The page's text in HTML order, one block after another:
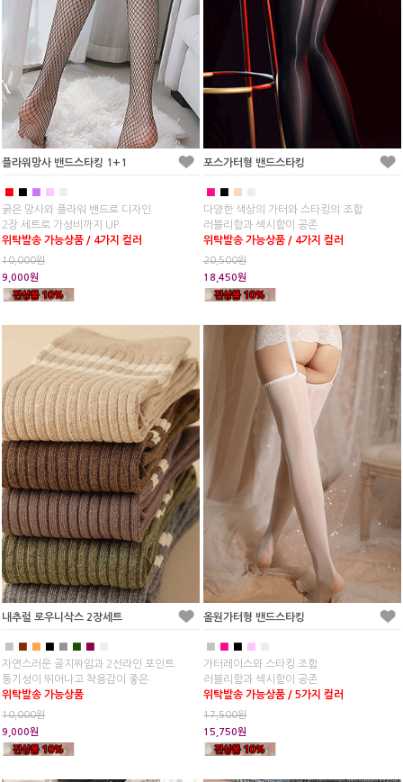
플라워망사 밴드스타킹 1+1
■ ■ ■ ■
굵은 망사와 플라워 밴드로 디자인
2장 세트로 가성비까지 UP
위탁발송 가능상품 / 4가지 컬러
10,000원
9,000원
포스가터형 밴드스타킹
■ ■ ■
다양한 색상의 가터와 스타킹의 조합
러블리함과 섹시함이 공존
위탁발송 가능상품 / 4가지 컬러
20,500원
18,450원
내추럴 로우니삭스 2장세트
■ ■ ■ ■ ■
자연스러운 골지짜임과 2선라인 포인트
통기성이 뛰어나고 착용감이 좋은
위탁발송 가능상품
10,000원
9,000원
올원가터형 밴드스타킹
■ ■
가터레이스와 스타킹 조합
러블리함과 섹시함이 공존
위탁발송 가능상품 / 5가지 컬러
17,500원
15,750원